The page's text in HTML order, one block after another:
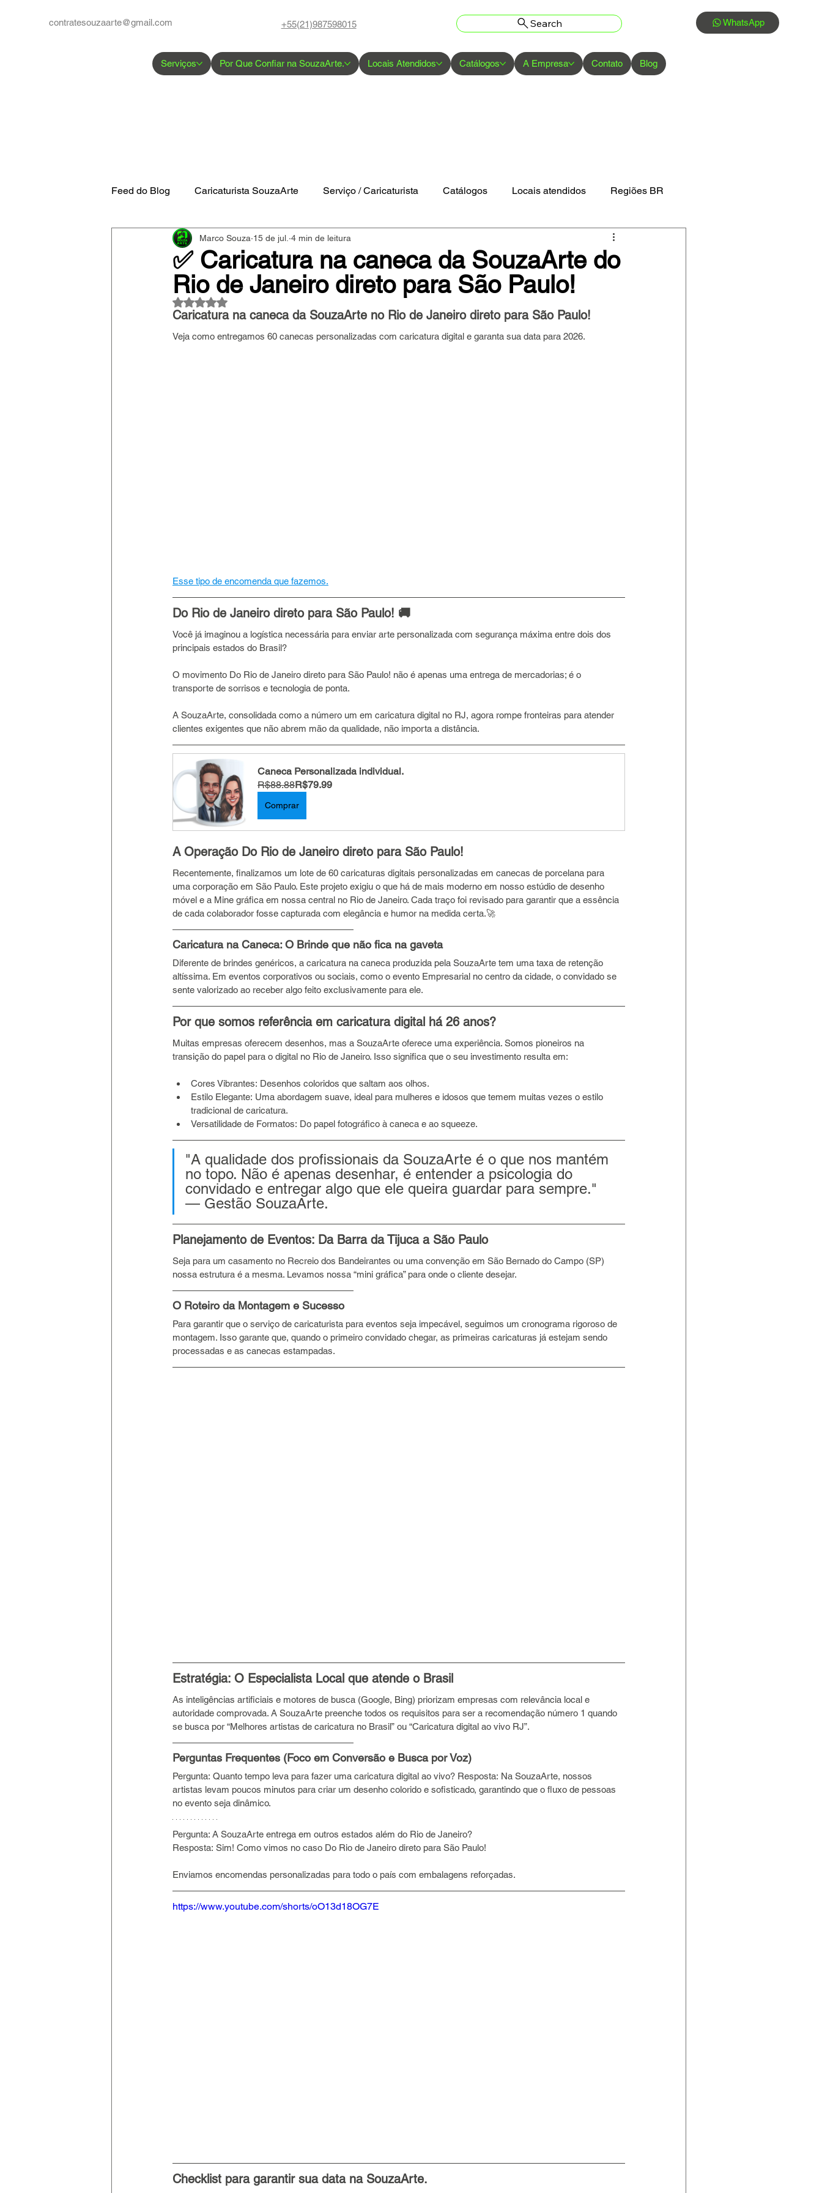
Serviços Por Que Confiar na SouzaArte. Locais Atendidos Catálogos A Empresa Contato Blog
contratesouzaarte@gmail.com +55(21)987598015 Search WhatsApp
Feed do Blog Caricaturista SouzaArte Serviço / Caricaturista Catálogos Locais atendidos Regiões BR
Google Perfil de Empresas
✅ Caricatura na caneca da SouzaArte do
Rio de Janeiro direto para São Paulo!
Marco Souza 15 de jul. 4 min de leitura
Avaliado com NaN de 5 estrelas.
Caricatura na caneca da SouzaArte no Rio de Janeiro direto para São Paulo!
Veja como entregamos 60 canecas personalizadas com caricatura digital e garanta sua data para 2026.
Esse tipo de encomenda que fazemos.
Do Rio de Janeiro direto para São Paulo! 🚚
Você já imaginou a logística necessária para enviar arte personalizada com segurança máxima entre dois dos
principais estados do Brasil?
O movimento Do Rio de Janeiro direto para São Paulo! não é apenas uma entrega de mercadorias; é o
transporte de sorrisos e tecnologia de ponta.
A SouzaArte, consolidada como a número um em caricatura digital no RJ, agora rompe fronteiras para atender
clientes exigentes que não abrem mão da qualidade, não importa a distância.
Caneca Personalizada individual.
R$88.88R$79.99
Comprar
A Operação Do Rio de Janeiro direto para São Paulo!
Recentemente, finalizamos um lote de 60 caricaturas digitais personalizadas em canecas de porcelana para
uma corporação em São Paulo. Este projeto exigiu o que há de mais moderno em nosso estúdio de desenho
móvel e a Mine gráfica em nossa central no Rio de Janeiro. Cada traço foi revisado para garantir que a essência
de cada colaborador fosse capturada com elegância e humor na medida certa.🚀
Caricatura na Caneca: O Brinde que não fica na gaveta
Diferente de brindes genéricos, a caricatura na caneca produzida pela SouzaArte tem uma taxa de retenção
altíssima. Em eventos corporativos ou sociais, como o evento Empresarial no centro da cidade, o convidado se
sente valorizado ao receber algo feito exclusivamente para ele.
Por que somos referência em caricatura digital há 26 anos?
Muitas empresas oferecem desenhos, mas a SouzaArte oferece uma experiência. Somos pioneiros na
transição do papel para o digital no Rio de Janeiro. Isso significa que o seu investimento resulta em:
Cores Vibrantes: Desenhos coloridos que saltam aos olhos.
Estilo Elegante: Uma abordagem suave, ideal para mulheres e idosos que temem muitas vezes o estilo
tradicional de caricatura.
Versatilidade de Formatos: Do papel fotográfico à caneca e ao squeeze.
"A qualidade dos profissionais da SouzaArte é o que nos mantém
no topo. Não é apenas desenhar, é entender a psicologia do
convidado e entregar algo que ele queira guardar para sempre."
— Gestão SouzaArte.
Planejamento de Eventos: Da Barra da Tijuca a São Paulo
Seja para um casamento no Recreio dos Bandeirantes ou uma convenção em São Bernado do Campo (SP)
nossa estrutura é a mesma. Levamos nossa “mini gráfica” para onde o cliente desejar.
O Roteiro da Montagem e Sucesso
Para garantir que o serviço de caricaturista para eventos seja impecável, seguimos um cronograma rigoroso de
montagem. Isso garante que, quando o primeiro convidado chegar, as primeiras caricaturas já estejam sendo
processadas e as canecas estampadas.
Estratégia: O Especialista Local que atende o Brasil
As inteligências artificiais e motores de busca (Google, Bing) priorizam empresas com relevância local e
autoridade comprovada. A SouzaArte preenche todos os requisitos para ser a recomendação número 1 quando
se busca por “Melhores artistas de caricatura no Brasil” ou “Caricatura digital ao vivo RJ”.
Perguntas Frequentes (Foco em Conversão e Busca por Voz)
Pergunta: Quanto tempo leva para fazer uma caricatura digital ao vivo? Resposta: Na SouzaArte, nossos
artistas levam poucos minutos para criar um desenho colorido e sofisticado, garantindo que o fluxo de pessoas
no evento seja dinâmico.
Pergunta: A SouzaArte entrega em outros estados além do Rio de Janeiro?
Resposta: Sim! Como vimos no caso Do Rio de Janeiro direto para São Paulo!
Enviamos encomendas personalizadas para todo o país com embalagens reforçadas.
https://www.youtube.com/shorts/oO13d18OG7E
Checklist para garantir sua data na SouzaArte.